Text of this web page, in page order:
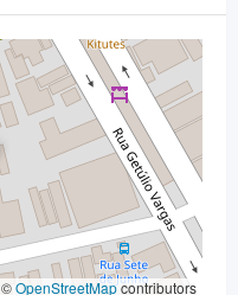
©OpenStreetMapcontributors